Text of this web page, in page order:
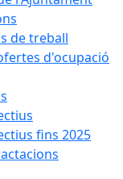
de treball
d'ocupació
fins 2025